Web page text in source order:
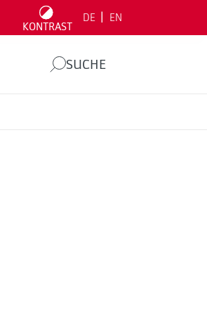
KONTRAST
DE EN
SUCHE